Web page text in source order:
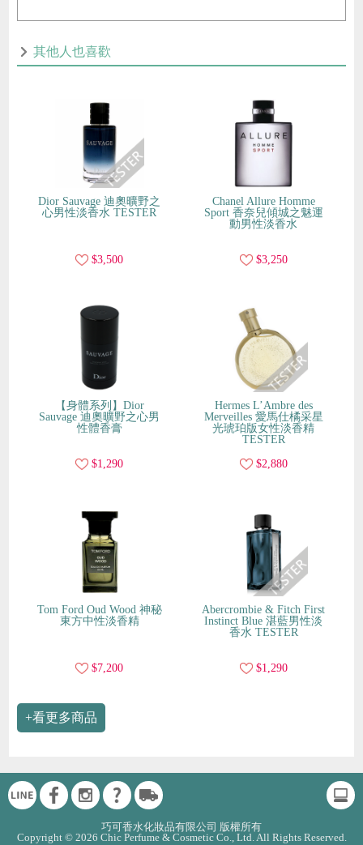
其他人也喜歡
Dior Sauvage 迪奧曠野之
心男性淡香水 TESTER
$3,500
Chanel Allure Homme
Sport 香奈兒傾城之魅運
動男性淡香水
$3,250
【身體系列】Dior
Sauvage 迪奧曠野之心男
性體香膏
$1,290
Hermes L’Ambre des
Merveilles 愛馬仕橘采星
光琥珀版女性淡香精
TESTER
$2,880
Tom Ford Oud Wood 神秘
東方中性淡香精
$7,200
Abercrombie & Fitch First
Instinct Blue 湛藍男性淡
香水 TESTER
$1,290
+看更多商品
巧可香水化妝品有限公司 版權所有
Copyright © 2026 Chic Perfume & Cosmetic Co., Ltd. All Rights Reserved.